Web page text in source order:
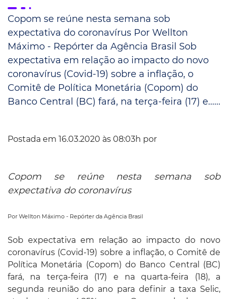
Copom se reúne nesta semana sob
expectativa do coronavírus Por Wellton
Máximo - Repórter da Agência Brasil Sob
expectativa em relação ao impacto do novo
coronavírus (Covid-19) sobre a inflação, o
Comitê de Política Monetária (Copom) do
Banco Central (BC) fará, na terça-feira (17) e......
Postada em 16.03.2020 às 08:03h por
Copom se reúne nesta semana sob
expectativa do coronavírus
Por Wellton Máximo - Repórter da Agência Brasil
Sob expectativa em relação ao impacto do novo
coronavírus (Covid-19) sobre a inflação, o Comitê de
Política Monetária (Copom) do Banco Central (BC)
fará, na terça-feira (17) e na quarta-feira (18), a
segunda reunião do ano para definir a taxa Selic,